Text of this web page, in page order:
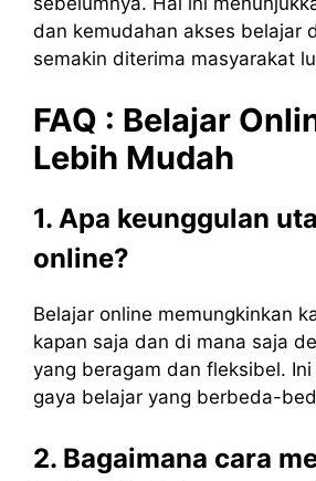
dan kemudahan akses belajar
semakin diterima masyarakat
FAQ : Belajar
Lebih Mudah
1. Apa keunggulan
online?
Belajar online memungkinkan
kapan saja dan di mana saja
yang beragam dan fleksibel.
gaya belajar yang berbeda-
2. Bagaimana cara